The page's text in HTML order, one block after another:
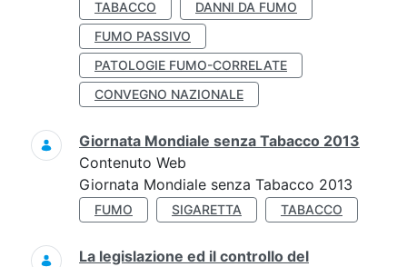
TABACCO
DANNI DA FUMO
FUMO PASSIVO
PATOLOGIE FUMO-CORRELATE
CONVEGNO NAZIONALE
Giornata Mondiale senza Tabacco 2013
Contenuto Web
Giornata Mondiale senza Tabacco 2013
FUMO SIGARETTA TABACCO
La legislazione ed il controllo del